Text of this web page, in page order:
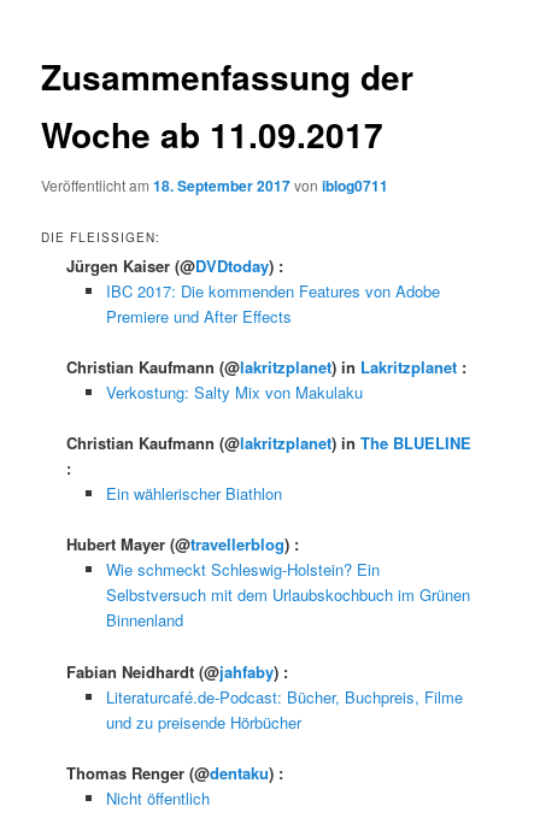
Zusammenfassung der
Woche ab 11.09.2017
Veröffentlicht am18. September 2017voniblog0711
DIE FLEISSIGEN:
Jürgen Kaiser(@DVDtoday) :
IBC 2017: Die kommenden Features von Adobe
Premiere und After Effects
Christian Kaufmann(@lakritzplanet) in Lakritzplanet :
Verkostung: Salty Mix von Makulaku
Christian Kaufmann(@lakritzplanet) inThe BLUELINE
:
Ein wählerischer Biathlon
Hubert Mayer(@travellerblog) :
Wie schmeckt Schleswig-Holstein? Ein
Selbstversuch mit dem Urlaubskochbuch im Grünen
Binnenland
Fabian Neidhardt(@jahfaby) :
Literaturcafé.de-Podcast: Bücher, Buchpreis, Filme
und zu preisende Hörbücher
Thomas Renger(@dentaku) :
Nicht öffentlich